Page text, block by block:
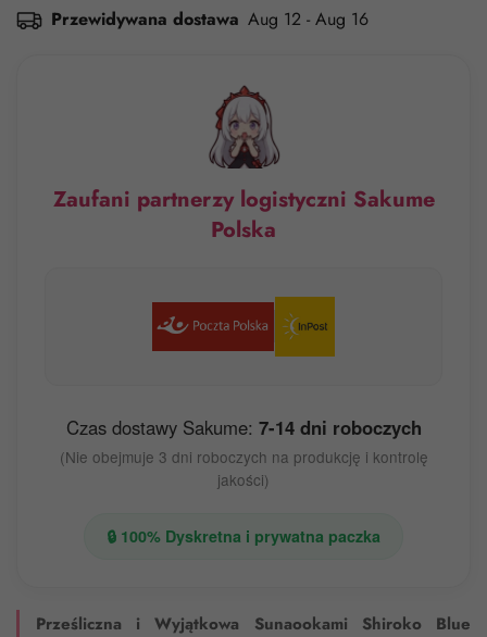
Przewidywana dostawa Aug 12 - Aug 16
Zaufani partnerzy logistyczni Sakume
Polska
Czas dostawy Sakume: 7-14 dni roboczych
(Nie obejmuje 3 dni roboczych na produkcję i kontrolę
jakości)
🔒 100% Dyskretna i prywatna paczka
Prześliczna i Wyjątkowa Sunaookami Shiroko Blue